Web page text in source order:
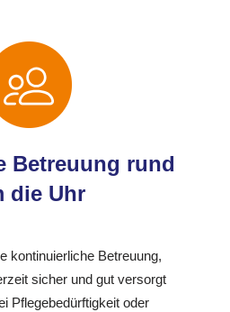
Betreuung rund
die Uhr
kontinuierliche Betreuung,
sicher und gut versorgt
Pflegebedürftigkeit oder